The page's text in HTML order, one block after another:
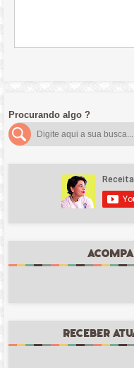
Procurando algo ?
RECEBER